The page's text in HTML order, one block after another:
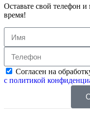
Оставьте свой телефон
время!
Согласен на
с политикой